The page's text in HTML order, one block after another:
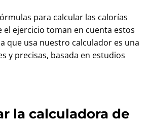
para calcular las calorías
ejercicio toman en cuenta estos
que usa nuestro calculador es una
y precisas, basada en estudios
la calculadora de